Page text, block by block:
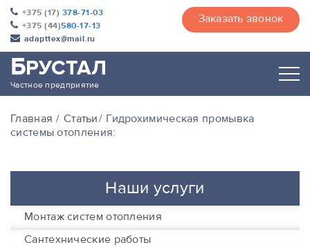
+375 (17) 378-71-03
+375 (44)580-17-13
adapttex@mail.ru
Заказать звонок
БРУСТАЛ
Частное предприятие
Главная Статьи
Гидрохимическая промывка
системы отопления:
Наши услуги
Монтаж систем отопления
Сантехнические работы